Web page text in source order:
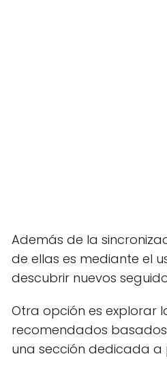
Además de la
de ellas es mediante el
descubrir nuevos
Otra opción es explorar
recomendados
una sección dedicada